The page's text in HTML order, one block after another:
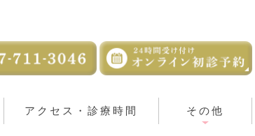
アクセス・診療時間 その他